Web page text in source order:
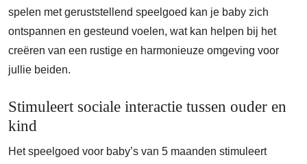
spelen met geruststellend speelgoed kan je baby zich
ontspannen en gesteund voelen, wat kan helpen bij het
creëren van een rustige en harmonieuze omgeving voor
jullie beiden.
Stimuleert sociale interactie tussen ouder en
kind
Het speelgoed voor baby’s van 5 maanden stimuleert